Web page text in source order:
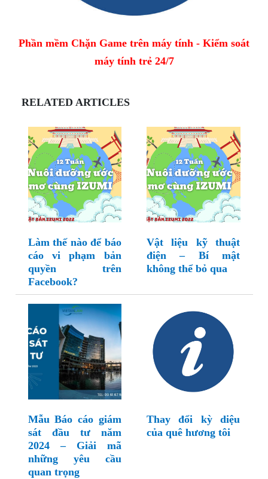
Phần mềm Chặn Game trên máy tính - Kiểm soát
máy tính trẻ 24/7
RELATED ARTICLES
Làm thế nào để báo
cáo vi phạm bản
quyền trên
Facebook?
Vật liệu kỹ thuật
điện – Bí mật
không thể bỏ qua
Mẫu Báo cáo giám
sát đầu tư năm
2024 – Giải mã
những yêu cầu
quan trọng
Thay đổi kỳ diệu
của quê hương tôi